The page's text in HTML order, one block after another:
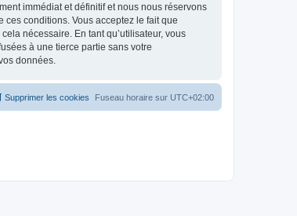
immédiat et définitif et nous nous réservons
ces conditions. Vous acceptez le fait que
nécessaire. En tant qu’utilisateur, vous
à une tierce partie sans votre
données.
Fuseau horaire sur UTC+02:00
Supprimer les cookies